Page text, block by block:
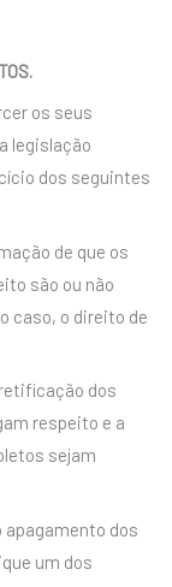
os seus
legislação
dos seguintes
de que os
são ou não
caso, o direito de
dos
respeito e a
sejam
apagamento dos
um dos